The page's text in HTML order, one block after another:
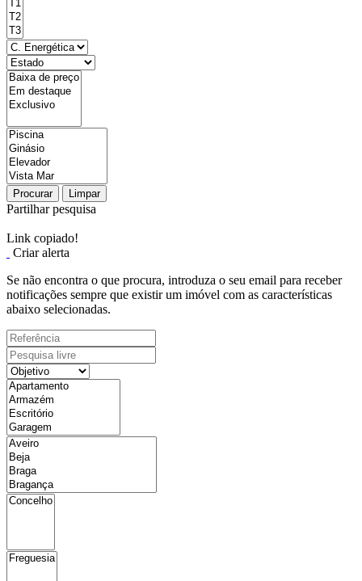
Procurar Limpar
Partilhar pesquisa
Link copiado!
Criar alerta
Se não encontra o que procura, introduza o seu email para receber
notificações sempre que existir um imóvel com as características
abaixo selecionadas.